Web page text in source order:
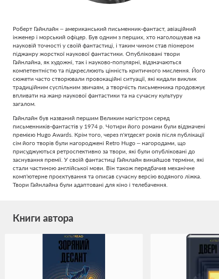
Роберт Гайнлайн – американський письменник-фантаст, авіаційний
інженер і морський офіцер. Був одним з перших, хто наголошував на
науковій точності у своїй фантастиці, і таким чином став піонером
піджанру жорсткої наукової фантастики. Опубліковані твори
Гайнлайна, як художні, так і науково-популярні, відзначаються
компетентністю та підкреслюють цінність критичного мислення. Його
сюжети часто створювали провокаційні ситуації, які кидали виклик
традиційним суспільним звичаям, а творчість письменника продовжує
впливати на жанр наукової фантастики та на сучасну культуру
загалом.
Гайнлайн був названий першим Великим магістром серед
письменників-фантастів у 1974 р. Чотири його романи були відзначені
премією Hugo Awards. Крім того, через п'ятдесят років після публікації
сім його творів були нагороджені Retro Hugo – нагородами, що
присуджуються ретроспективно за твори, які були опубліковані до
заснування премії. У своїй фантастиці Гайнлайн винайшов терміни, які
стали частиною англійської мови. Він також передбачив механічне
комп'ютерне проєктування та описав сучасну версію водяного ліжка.
Твори Гайнлайна були адаптовані для кіно і телебачення.
Книги автора